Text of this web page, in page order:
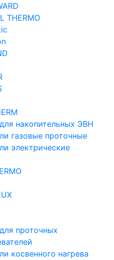
THERMO
накопительных ЭВН
газовые проточные
электрические
проточных
косвенного нагрева